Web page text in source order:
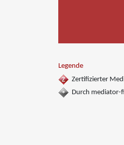
Legende
Zertifizierter
Durch mediator-